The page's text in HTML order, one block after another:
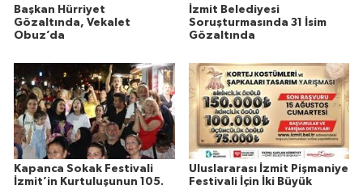
Başkan Hürriyet
Gözaltında, Vekalet
Obuz’da
İzmit Belediyesi
Soruşturmasında 31 İsim
Gözaltında
Kapanca Sokak Festivali
İzmit’in Kurtuluşunun 105.
Uluslararası İzmit Pişmaniye
Festivali İçin İki Büyük